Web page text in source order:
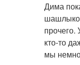
Дима
кто-то
мы